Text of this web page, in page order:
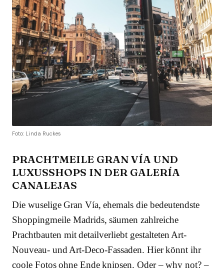
Foto: Linda Ruckes
PRACHTMEILE GRAN VÍA UND
LUXUSSHOPS IN DER GALERÍA
CANALEJAS
Die wuselige Gran Vía, ehemals die bedeutendste
Shoppingmeile Madrids, säumen zahlreiche
Prachtbauten mit detailverliebt gestalteten Art-
Nouveau- und Art-Deco-Fassaden. Hier könnt ihr
coole Fotos ohne Ende knipsen. Oder – why not? –